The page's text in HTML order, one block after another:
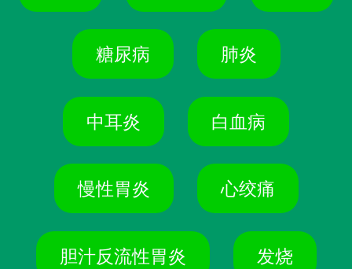
糖尿病 肺炎
中耳炎 白血病
慢性胃炎 心绞痛
胆汁反流性胃炎 发烧